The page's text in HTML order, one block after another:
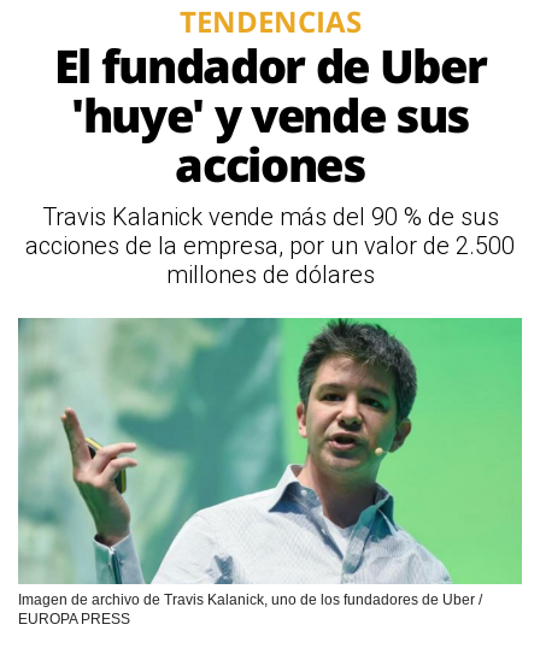
TENDENCIAS
El fundador de Uber
'huye' y vende sus
acciones
Travis Kalanick vende más del 90 % de sus
acciones de la empresa, por un valor de 2.500
millones de dólares
Imagen de archivo de Travis Kalanick, uno de los fundadores de Uber /
EUROPA PRESS